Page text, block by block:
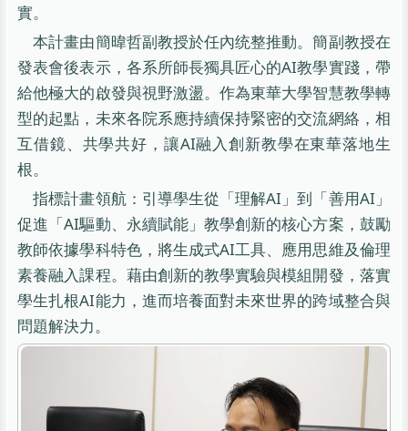
實。
本計畫由簡暐哲副教授於任內统整推動。簡副教授在
發表會後表示，各系所師長獨具匠心的AI教學實踐，帶
給他極大的啟發與視野激盪。作為東華大學智慧教學轉
型的起點，未來各院系應持續保持緊密的交流網絡，相
互借鏡、共學共好，讓AI融入創新教學在東華落地生
根。
指標計畫領航：引導學生從「理解AI」到「善用AI」
促進「AI驅動、永續賦能」教學創新的核心方案，鼓勵
教師依據學科特色，將生成式AI工具、應用思維及倫理
素養融入課程。藉由創新的教學實驗與模組開發，落實
學生扎根AI能力，進而培養面對未來世界的跨域整合與
問題解決力。